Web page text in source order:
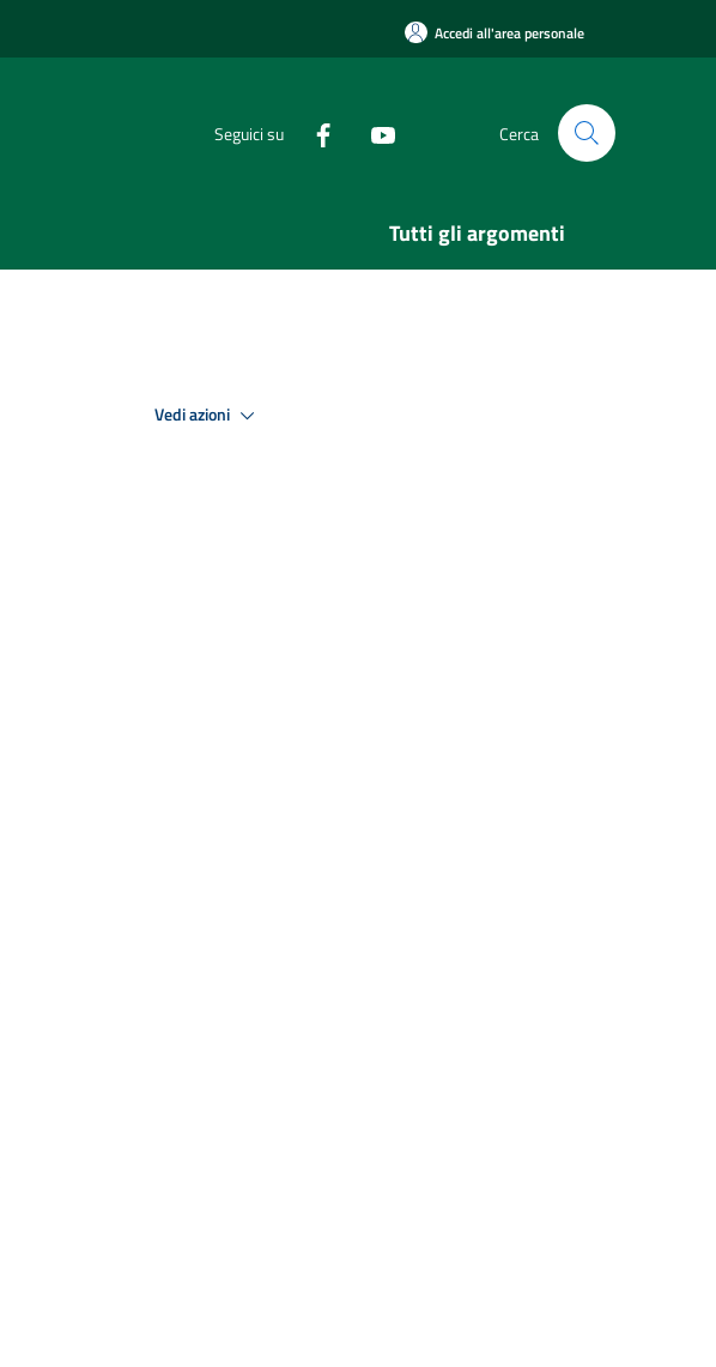
Accedi all'area personale
Seguici su Cerca
Tutti gli argomenti
Vedi azioni